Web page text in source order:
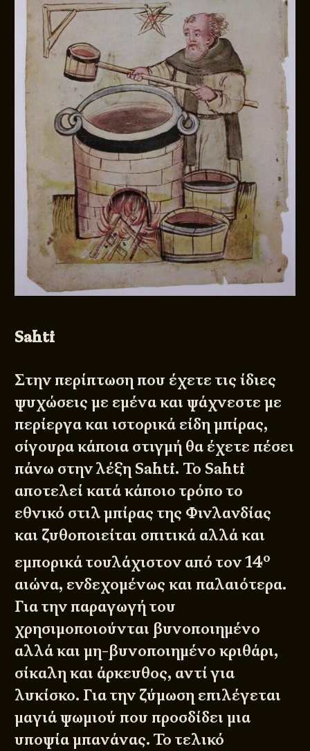
Sahti
Στην περίπτωση που έχετε τις ίδιες
ψυχώσεις με εμένα και ψάχνεστε με
περίεργα και ιστορικά είδη μπίρας,
σίγουρα κάποια στιγμή θα έχετε πέσει
πάνω στην λέξη Sahti. Το Sahti
αποτελεί κατά κάποιο τρόπο το
εθνικό στιλ μπίρας της Φινλανδίας
και ζυθοποιείται σπιτικά αλλά και
εμπορικά τουλάχιστον από τον 14ο
αιώνα, ενδεχομένως και παλαιότερα.
Για την παραγωγή του
χρησιμοποιούνται βυνοποιημένο
αλλά και μη-βυνοποιημένο κριθάρι,
σίκαλη και άρκευθος, αντί για
λυκίσκο. Για την ζύμωση επιλέγεται
μαγιά ψωμιού που προσδίδει μια
υποψία μπανάνας. Το τελικό